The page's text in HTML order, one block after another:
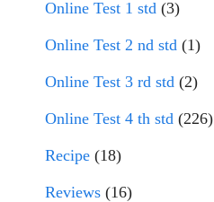
Online Test 1 std (3)
Online Test 2 nd std (1)
Online Test 3 rd std (2)
Online Test 4 th std (226)
Recipe (18)
Reviews (16)